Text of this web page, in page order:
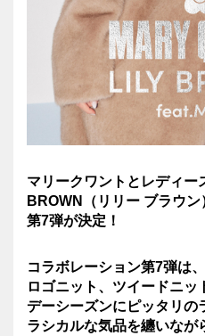
マリークワントとレディー
BROWN
（リリー ブラウ
第7弾が決定！
コラボレーション第7弾は
ロゴニット、ツイードニッ
デーシーズンにピッタリの
ラシカルな気品を纏いなが